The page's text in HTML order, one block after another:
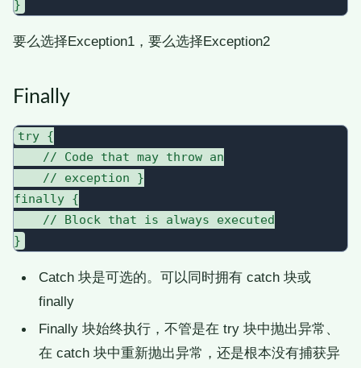
要么选择Exception1，要么选择Exception2
Finally
try {
    // Code that may throw an
    // exception }
finally {
    // Block that is always executed
Catch 块是可选的。可以同时拥有 catch 块或
finally
Finally 块始终执行，不管是在 try 块中抛出异常、
在 catch 块中重新抛出异常，还是根本没有捕获异